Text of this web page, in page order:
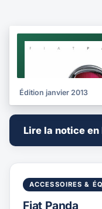
NOTICE
Édition janvier 2013
Lire la notice
ACCESSOIRES &
Fiat Panda